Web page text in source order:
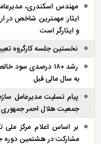
مهندس اسکندری،
ایثار: مهمترین شاخص در
و ایثارگر است
نخستین جلسه کارگروه
رشد ۱۸۰ درصدی
به سال مالی قبل
پیام تسلیت مدیرعامل
جمعیت هلال احمر جمهوری
بر اساس اعلام مرکز
مشارکت در هشتمین دوره